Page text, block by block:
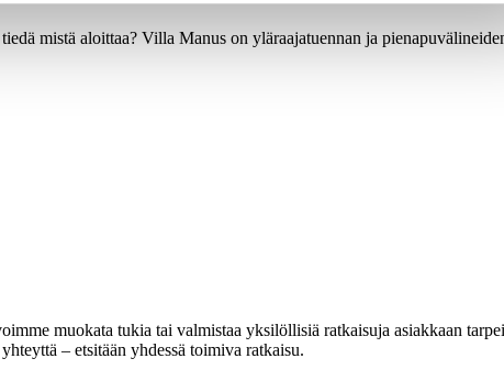
mistä aloittaa? Villa Manus on yläraajatuennan ja
muokata tukia tai valmistaa yksilöllisiä ratkaisuja asiakkaan
– etsitään yhdessä toimiva ratkaisu.